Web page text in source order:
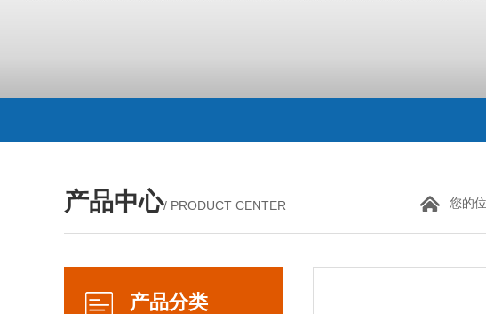
产品中心/ PRODUCT CENTER 您的
产品分类